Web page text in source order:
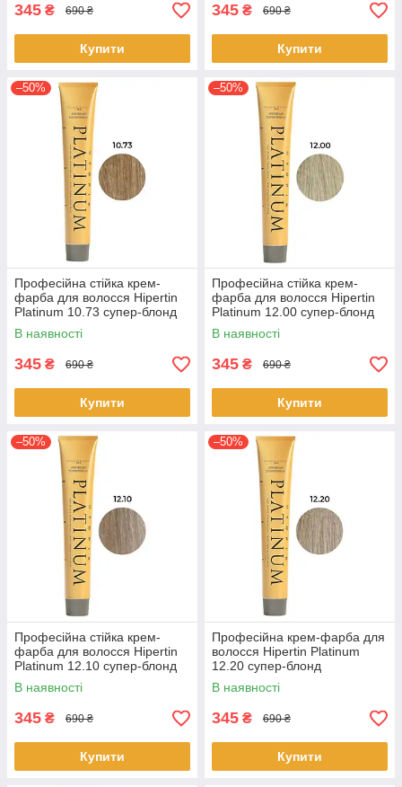
345 ₴ 690 ₴
Купити
345 ₴ 690 ₴
Купити
–50%
Професійна стійка крем-
фарба для волосся Hipertin
Platinum 10.73 супер-блонд
пісочно-золотистий 60мл
В наявності
345 ₴ 690 ₴
Купити
–50%
Професійна стійка крем-
фарба для волосся Hipertin
Platinum 12.00 супер-блонд
натуральний інтенсивний
60мл
В наявності
345 ₴ 690 ₴
Купити
–50%
Професійна стійка крем-
фарба для волосся Hipertin
Platinum 12.10 супер-блонд
попелястий інтенсивний
60мл
В наявності
345 ₴ 690 ₴
Купити
–50%
Професійна крем-фарба для
волосся Hipertin Platinum
12.20 супер-блонд
перламутровий інтенсивний
60мл
В наявності
345 ₴ 690 ₴
Купити